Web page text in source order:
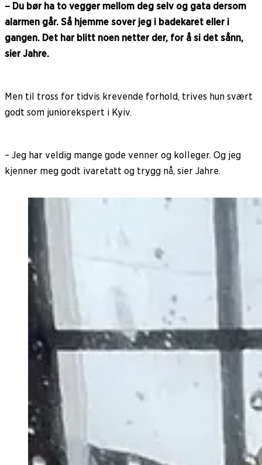
– Du bør ha to vegger mellom deg selv og gata dersom
alarmen går. Så hjemme sover jeg i badekaret eller i
gangen. Det har blitt noen netter der, for å si det sånn,
sier Jahre.
Men til tross for tidvis krevende forhold, trives hun svært
godt som juniorekspert i Kyiv.
– Jeg har veldig mange gode venner og kolleger. Og jeg
kjenner meg godt ivaretatt og trygg nå, sier Jahre.